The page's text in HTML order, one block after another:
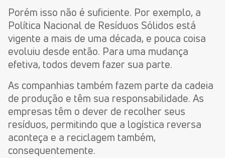
Porém isso não é suficiente. Por exemplo, a
Política Nacional de Resíduos Sólidos está
vigente a mais de uma década, e pouca coisa
evoluiu desde então. Para uma mudança
efetiva, todos devem fazer sua parte.
As companhias também fazem parte da cadeia
de produção e têm sua responsabilidade. As
empresas têm o dever de recolher seus
resíduos, permitindo que a logística reversa
aconteça e a reciclagem também,
consequentemente.